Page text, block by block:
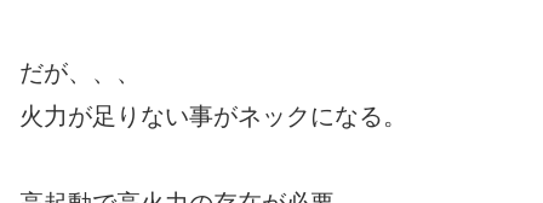
だが、、、
火力が足りない事がネックになる。